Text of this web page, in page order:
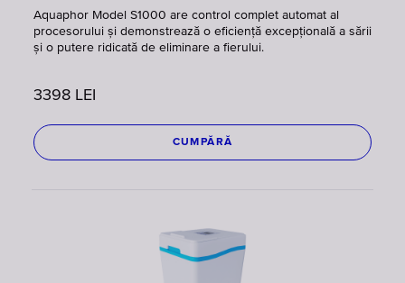
Aquaphor Model S1000 are control complet automat al
procesorului și demonstrează o eficiență excepțională a sării
și o putere ridicată de eliminare a fierului.
3398 LEI
CUMPĂRĂ